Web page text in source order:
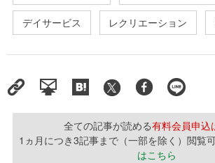
デイサービス レクリエーション
全ての記事が読める有料会員申込
1ヵ月につき3記事まで（一部を除く）閲覧
はこちら